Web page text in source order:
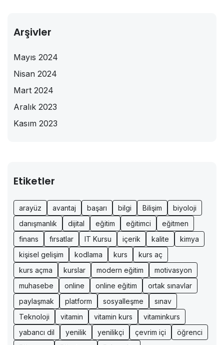
Arşivler
Mayıs 2024
Nisan 2024
Mart 2024
Aralık 2023
Kasım 2023
Etiketler
arayüz avantaj başarı bilgi Bilişim
biyoloji
danışmanlık
dijital eğitim eğitimci
eğitmen
finans
fırsatlar IT Kursu içerik kalite
kimya
kişisel gelişim
kodlama kurs
kurs aç
kurs açma
kurslar modern eğitim
motivasyon
muhasebe
online online eğitim
ortak sınavlar
paylaşmak
platform sosyalleşme
sınav
Teknoloji
vitamin vitamin kurs
vitaminkurs
yabancı dil
yenilik yenilikçi çevrim içi
öğrenci